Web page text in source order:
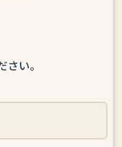
い。